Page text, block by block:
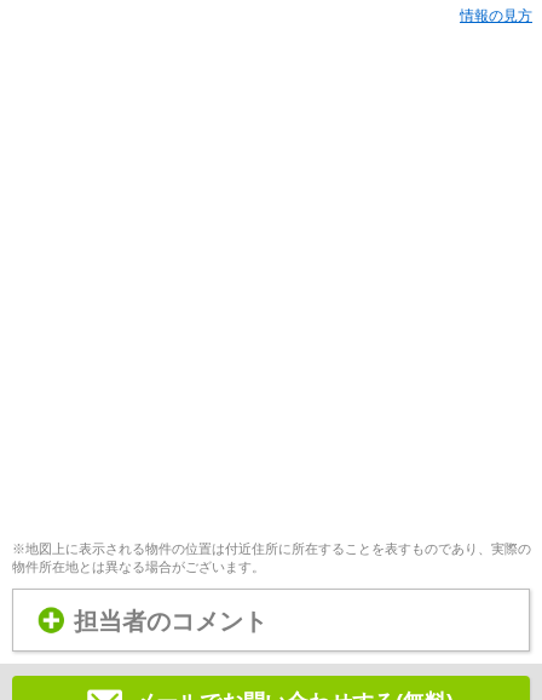
情報の見方
※地図上に表示される物件の位置は付近住所に所在することを表すものであり、実際の
物件所在地とは異なる場合がございます。
担当者のコメント